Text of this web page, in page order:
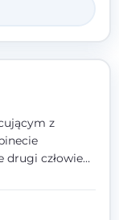
z
drugi człowiek
i pełne
pracy nad